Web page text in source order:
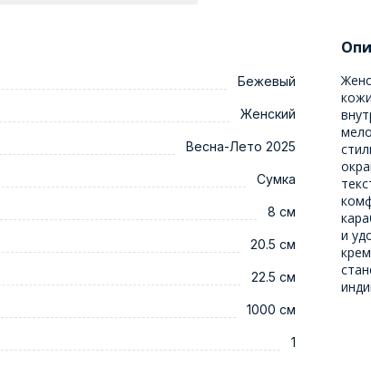
Бежевый
Женский
Весна-Лето 2025
Сумка
8 см
20.5 см
22.5 см
1000 см
1
и